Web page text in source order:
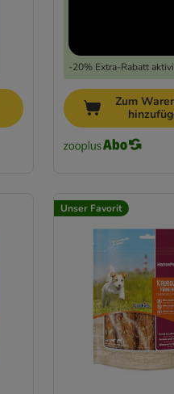
-20% Extra-Rabatt
Zum
Unser Favorit